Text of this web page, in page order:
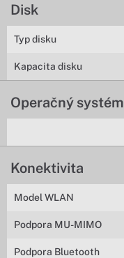
Disk
Typ disku
Kapacita disku
Operačný systém
Konektivita
Model WLAN
Podpora MU-MIMO
Podpora Bluetooth